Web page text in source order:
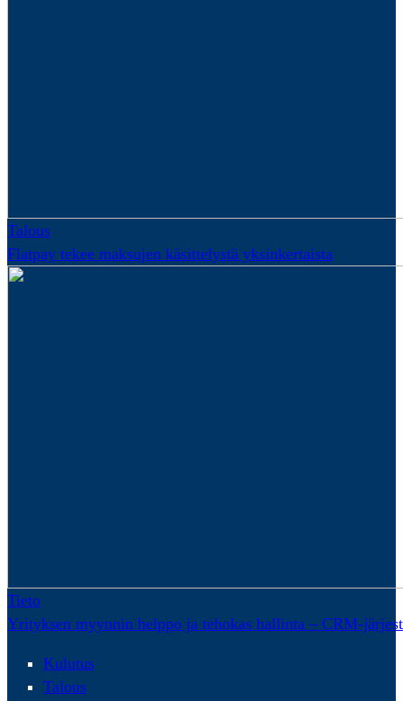
Talous
Flatpay tekee maksujen käsittelystä yksinkertaista
Tieto
Yrityksen myynnin helppo ja tehokas hallinta – CRM-
Kulutus
Talous